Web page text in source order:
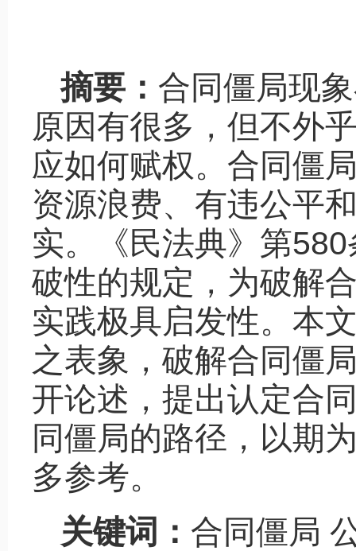
摘要： 合同僵局现
原因有很多，但不外
应如何赋权。合同僵
资源浪费、有违公平
实。《民法典》第
破性的规定，为破解
实践极具启发性。本
之表象，破解合同僵
开论述，提出认定合
同僵局的路径，以期
多参考。
关键词： 合同僵局